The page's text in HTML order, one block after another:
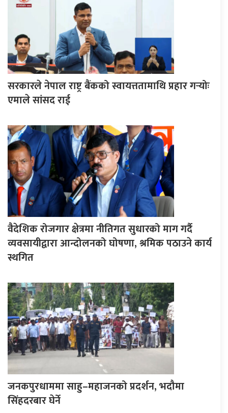
सरकारले नेपाल राष्ट्र बैंकको स्वायत्ततामाथि प्रहार गर्‍योः
एमाले सांसद राई
वैदेशिक रोजगार क्षेत्रमा नीतिगत सुधारको माग गर्दै
व्यवसायीद्वारा आन्दोलनको घोषणा, श्रमिक पठाउने कार्य
स्थगित
जनकपुरधाममा साहु–महाजनको प्रदर्शन, भदौमा
सिंहदरबार घेर्ने